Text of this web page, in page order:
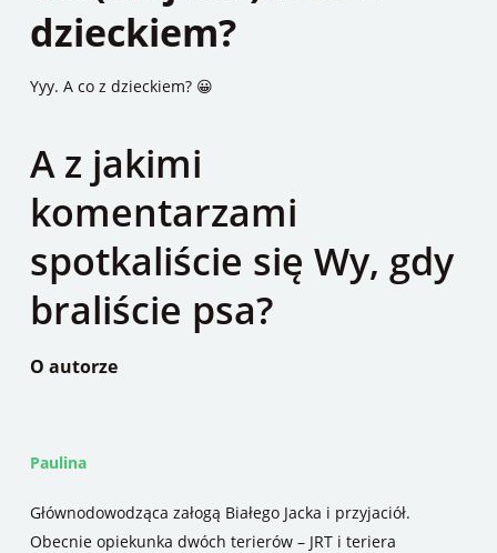
dzieckiem?
Yyy. A co z dzieckiem? 😀
A z jakimi
komentarzami
spotkaliście się Wy, gdy
braliście psa?
O autorze
Paulina
Głównodowodząca załogą Białego Jacka i przyjaciół.
Obecnie opiekunka dwóch terierów – JRT i teriera